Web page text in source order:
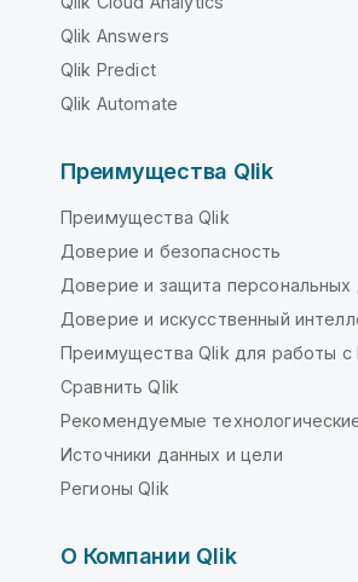
Qlik Answers
Qlik Predict
Qlik Automate
Преимущества Qlik
Преимущества Qlik
Доверие и безопасность
Доверие и защита персональных
Доверие и искусственный
Преимущества Qlik для работы с
Сравнить Qlik
Рекомендуемые
Источники данных и цели
Регионы Qlik
О Компании Qlik